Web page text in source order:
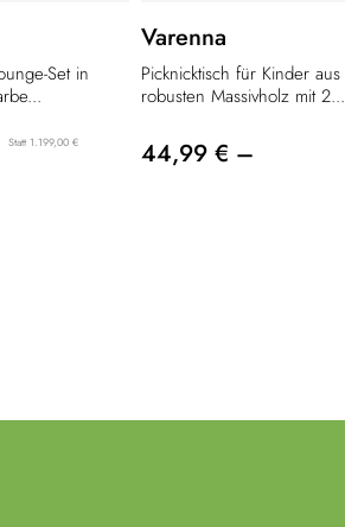
Set in
Statt 1.199,00 €
Varenna
Picknicktisch für Kinder aus
robusten Massivholz mit 2...
44,99 € –